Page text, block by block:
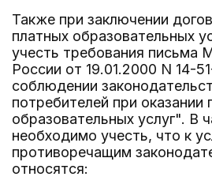
Также при заключении
платных образовательных
учесть требования письма
России от 19.01.2000 N 14-
соблюдении
потребителей при оказании
образовательных услуг". В
необходимо учесть, что к
противоречащим
относятся: